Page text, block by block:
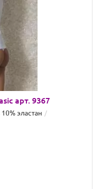
арт. 9367
эластан